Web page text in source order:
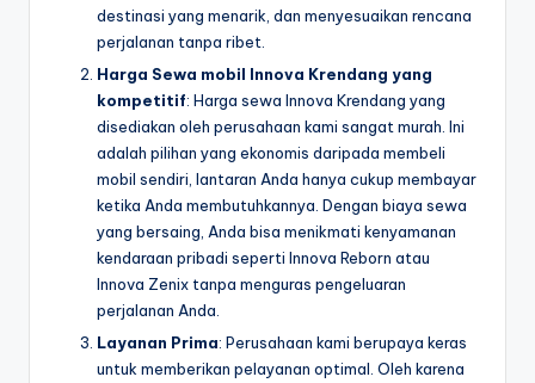
destinasi yang menarik, dan menyesuaikan rencana
perjalanan tanpa ribet.
Harga Sewa mobil Innova Krendang yang
kompetitif: Harga sewa Innova Krendang yang
disediakan oleh perusahaan kami sangat murah. Ini
adalah pilihan yang ekonomis daripada membeli
mobil sendiri, lantaran Anda hanya cukup membayar
ketika Anda membutuhkannya. Dengan biaya sewa
yang bersaing, Anda bisa menikmati kenyamanan
kendaraan pribadi seperti Innova Reborn atau
Innova Zenix tanpa menguras pengeluaran
perjalanan Anda.
Layanan Prima: Perusahaan kami berupaya keras
untuk memberikan pelayanan optimal. Oleh karena